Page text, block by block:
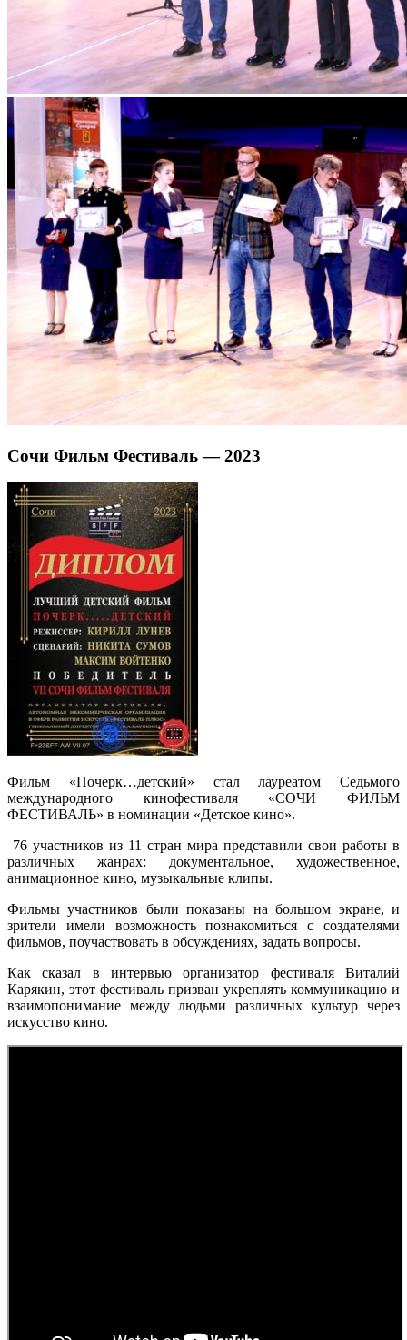
Сочи Фильм Фестиваль — 2023
Фильм «Почерк…детский» стал лауреатом Седьмого
международного кинофестиваля «СОЧИ ФИЛЬМ
ФЕСТИВАЛЬ» в номинации «Детское кино».
76 участников из 11 стран мира представили свои работы в
различных жанрах: документальное, художественное,
анимационное кино, музыкальные клипы.
Фильмы участников были показаны на большом экране, и
зрители имели возможность познакомиться с создателями
фильмов, поучаствовать в обсуждениях, задать вопросы.
Как сказал в интервью организатор фестиваля Виталий
Карякин, этот фестиваль призван укреплять коммуникацию и
взаимопонимание между людьми различных культур через
искусство кино.